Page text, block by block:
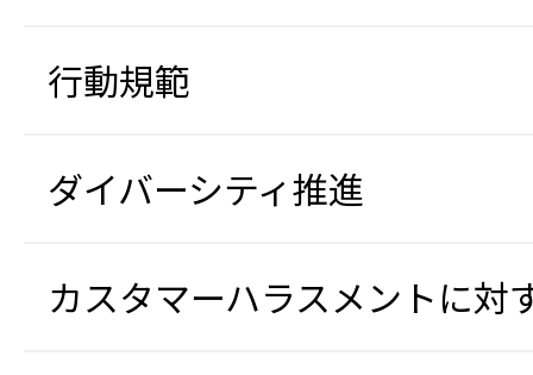
行動規範
ダイバーシティ推進
カスタマーハラスメントに対